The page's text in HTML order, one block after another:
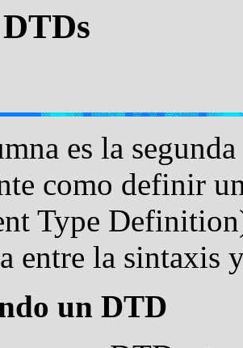
es la
como definir
Type
entre la sintaxis
un DTD